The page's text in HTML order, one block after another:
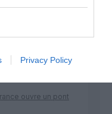
Privacy Policy
cause la réception
ouvre un pont